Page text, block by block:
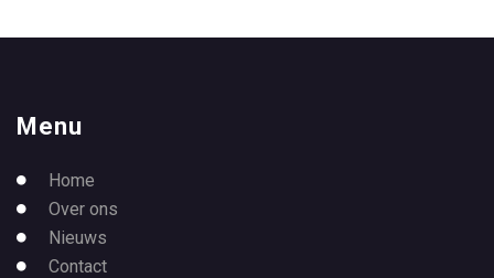
Menu
Home
Over ons
Nieuws
Contact